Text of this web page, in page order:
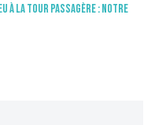
à la Tour passagère : notre